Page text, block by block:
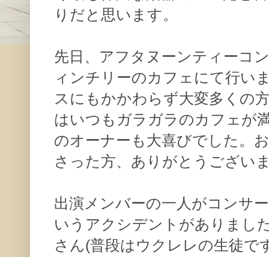
りだと思います。
先日、アフタヌーンティーコ
ィンチリーのカフェにて行い
スにもかかわらず大変多くの
はいつもガラガラのカフェが
のオーナーも大喜びでした。
さった方、ありがとうござい
出演メンバーの一人がコンサ
いうアクシデントがありまし
さん(普段はウクレレの生徒で